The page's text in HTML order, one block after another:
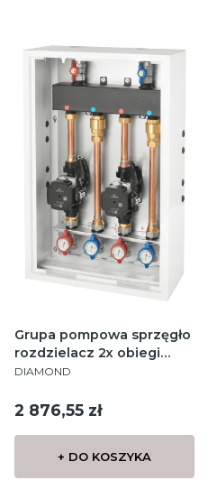
Grupa pompowa sprzęgło
rozdzielacz 2x obiegi
Grundfos 7M
PRODUCENT
DIAMOND
Cena
2 876,55 zł
+ DO KOSZYKA